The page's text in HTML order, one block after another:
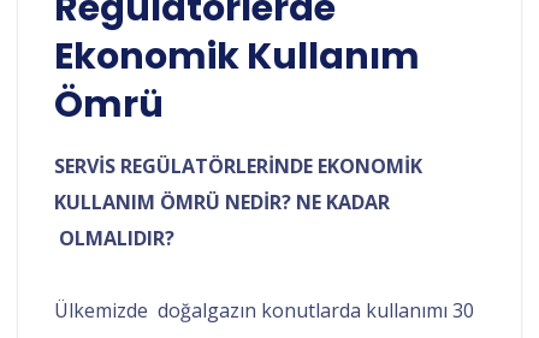
Ekonomik Kullanım
Ömrü
SERVİS REGÜLATÖRLERİNDE EKONOMİK
KULLANIM ÖMRÜ NEDİR? NE KADAR
OLMALIDIR?
Ülkemizde doğalgazın konutlarda kullanımı 30